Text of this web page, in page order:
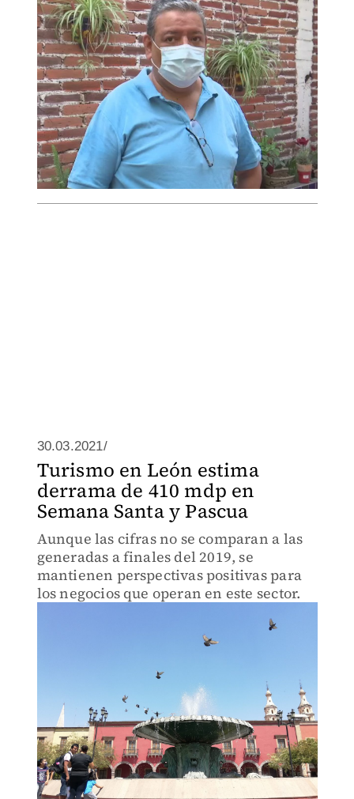
30.03.2021/
Turismo en León estima
derrama de 410 mdp en
Semana Santa y Pascua
Aunque las cifras no se comparan a las
generadas a finales del 2019, se
mantienen perspectivas positivas para
los negocios que operan en este sector.